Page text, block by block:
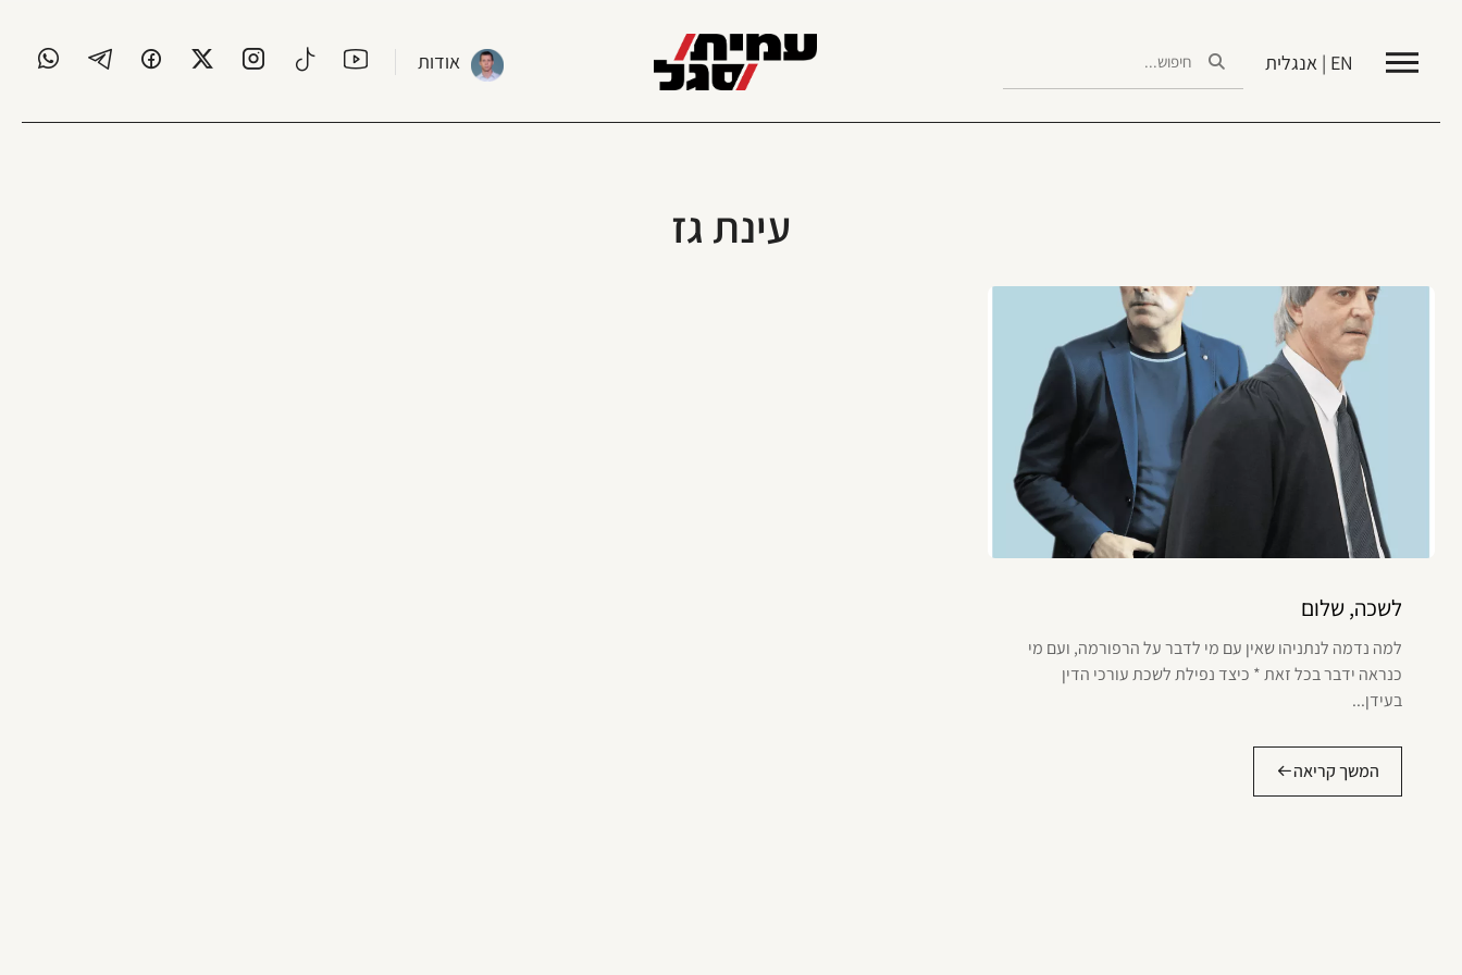
EN | אנגלית אודות
עינת גז
לשכה, שלום
למה נדמה לנתניהו שאין עם מי לדבר על הרפורמה, ועם מי
כנראה ידבר בכל זאת * כיצד נפילת לשכת עורכי הדין
בעידן...
המשך קריאה